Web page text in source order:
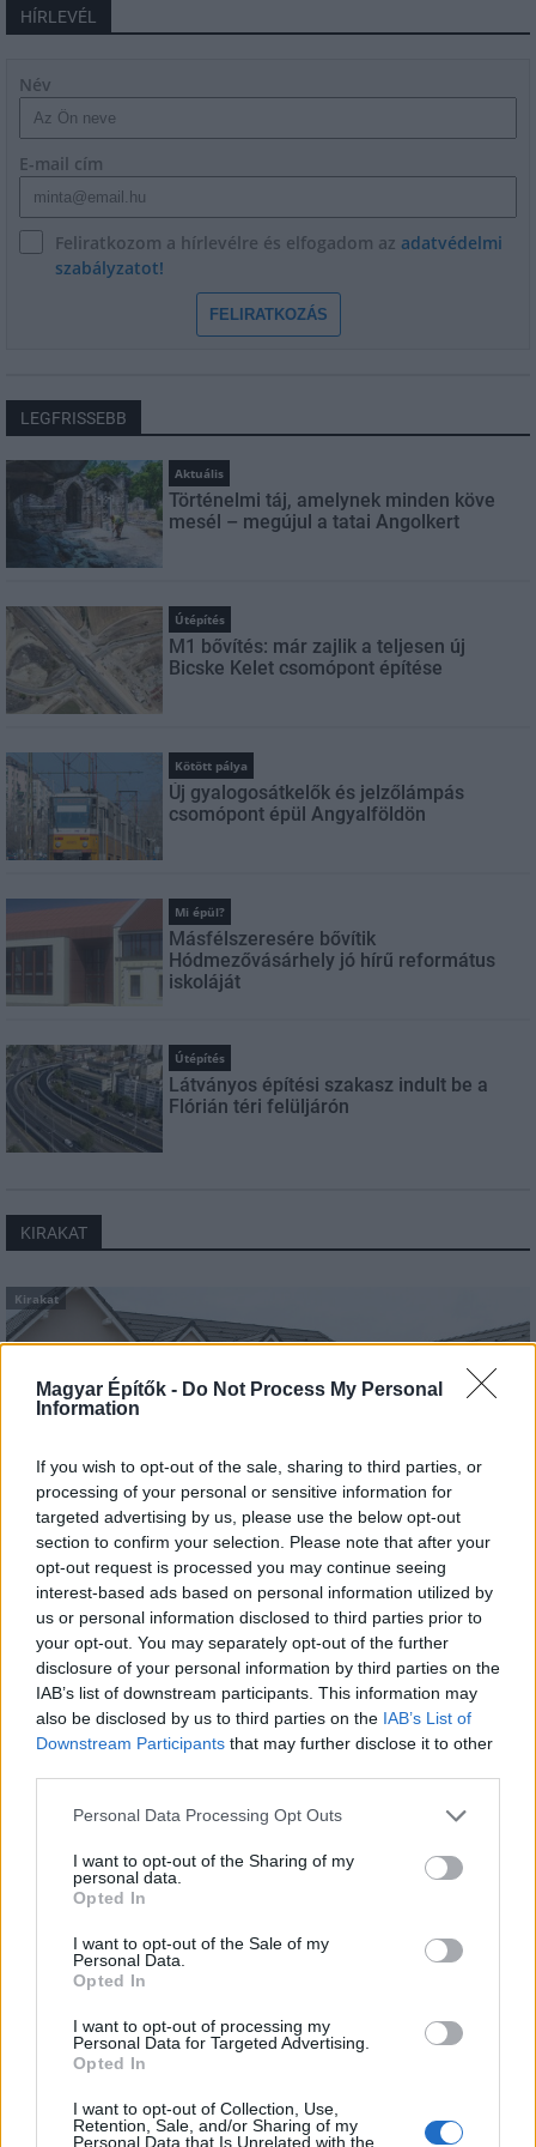
Magyar Építők - Do Not Process My Personal
Information
If you wish to opt-out of the sale, sharing to third parties, or
processing of your personal or sensitive information for
targeted advertising by us, please use the below opt-out
section to confirm your selection. Please note that after your
opt-out request is processed you may continue seeing
interest-based ads based on personal information utilized by
us or personal information disclosed to third parties prior to
your opt-out. You may separately opt-out of the further
disclosure of your personal information by third parties on the
IAB’s list of downstream participants. This information may
also be disclosed by us to third parties on the IAB’s List of
Downstream Participants that may further disclose it to other
Please note that this website/app uses one or more Google
not limited to your visit or usage behaviour. You may click to
grant or deny consent to Google and its third-party tags to
use your data for below specified purposes in below Google
consent section.
Personal Data Processing Opt Outs
I want to opt-out of the Sharing of my
personal data.
Opted In
I want to opt-out of the Sale of my
Personal Data.
Opted In
I want to opt-out of processing my
Personal Data for Targeted Advertising.
Opted In
I want to opt-out of Collection, Use,
Retention, Sale, and/or Sharing of my
Personal Data that Is Unrelated with the
HÍRLEVÉL
Név
E-mail cím
Feliratkozom a hírlevélre és elfogadom az adatvédelmi
szabályzatot!
FELIRATKOZÁS
LEGFRISSEBB
Aktuális
Történelmi táj, amelynek minden köve
mesél – megújul a tatai Angolkert
Útépítés
M1 bővítés: már zajlik a teljesen új
Bicske Kelet csomópont építése
Kötött pálya
Új gyalogosátkelők és jelzőlámpás
csomópont épül Angyalföldön
Mi épül?
Másfélszeresére bővítik
Hódmezővásárhely jó hírű református
iskoláját
Útépítés
Látványos építési szakasz indult be a
Flórián téri felüljárón
KIRAKAT
Kirakat
Tető, ami évtizedeken át gondoskodik a családról
tetőcserepet!